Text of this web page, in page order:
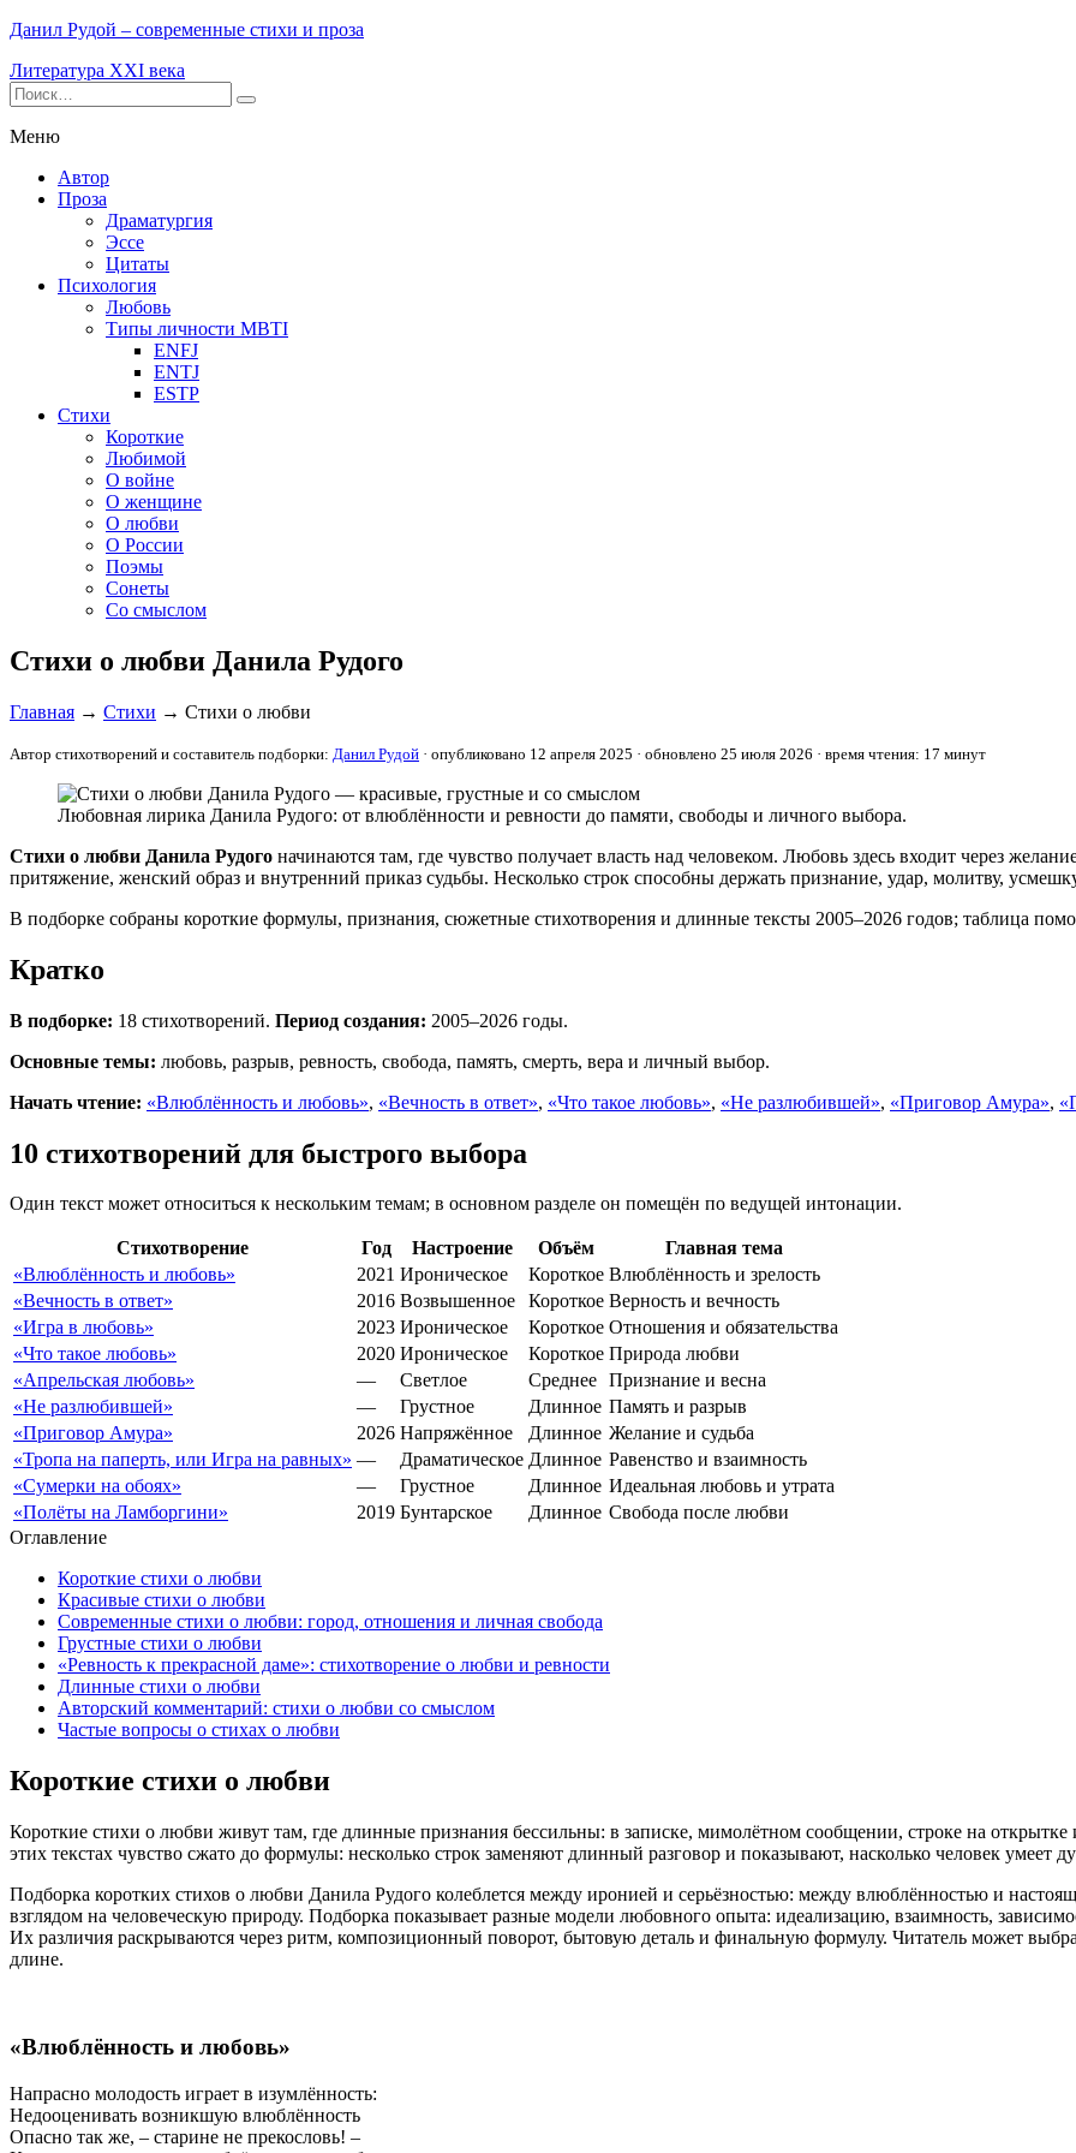
Данил Рудой – современные стихи и проза
Литература XXI века
Меню
Автор
Проза
Драматургия
Эссе
Цитаты
Психология
Любовь
Типы личности MBTI
ENFJ
ENTJ
ESTP
Стихи
Короткие
Любимой
О войне
О женщине
О любви
О России
Поэмы
Сонеты
Со смыслом
Стихи о любви Данила Рудого
Главная → Стихи → Стихи о любви
Автор стихотворений и составитель подборки: Данил Рудой · опубликовано 12 апреля 2025 · обновлено 25 июля 2026 · время чтения: 17 минут
Любовная лирика Данила Рудого: от влюблённости и ревности до памяти, свободы и личного выбора.
Стихи о любви Данила Рудого начинаются там, где чувство получает власть над человеком. Любовь здесь входит через
притяжение, женский образ и внутренний приказ судьбы. Несколько строк способны держать признание, удар, молитву,
В подборке собраны короткие формулы, признания, сюжетные стихотворения и длинные тексты 2005–2026 годов; таблица
Кратко
В подборке: 18 стихотворений. Период создания: 2005–2026 годы.
Основные темы: любовь, разрыв, ревность, свобода, память, смерть, вера и личный выбор.
Начать чтение: «Влюблённость и любовь», «Вечность в ответ», «Что такое любовь», «Не разлюбившей», «Приговор Амура»,
10 стихотворений для быстрого выбора
Один текст может относиться к нескольким темам; в основном разделе он помещён по ведущей интонации.
Стихотворение Год Настроение Объём
Главная тема
«Влюблённость и любовь»
2021 Ироническое Короткое Влюблённость и зрелость
«Вечность в ответ»
2016 Возвышенное Короткое Верность и вечность
«Игра в любовь»
2023 Ироническое Короткое Отношения и обязательства
«Что такое любовь»
2020 Ироническое Короткое Природа любви
«Апрельская любовь»
— Светлое Среднее Признание и весна
«Не разлюбившей»
— Грустное Длинное Память и разрыв
«Приговор Амура»
2026 Напряжённое Длинное Желание и судьба
«Тропа на паперть, или Игра на равных» — Драматическое Длинное Равенство и взаимность
«Сумерки на обоях»
— Грустное Длинное Идеальная любовь и утрата
«Полёты на Ламборгини»
2019 Бунтарское Длинное Свобода после любви
Оглавление
Короткие стихи о любви
Красивые стихи о любви
Современные стихи о любви: город, отношения и личная свобода
Грустные стихи о любви
«Ревность к прекрасной даме»: стихотворение о любви и ревности
Длинные стихи о любви
Авторский комментарий: стихи о любви со смыслом
Частые вопросы о стихах о любви
Короткие стихи о любви
Короткие стихи о любви живут там, где длинные признания бессильны: в записке, мимолётном сообщении, строке на
этих текстах чувство сжато до формулы: несколько строк заменяют длинный разговор и показывают, насколько человек умеет
Подборка коротких стихов о любви Данила Рудого колеблется между иронией и серьёзностью: между влюблённостью и
взглядом на человеческую природу. Подборка показывает разные модели любовного опыта: идеализацию, взаимность,
Их различия раскрываются через ритм, композиционный поворот, бытовую деталь и финальную формулу. Читатель может
длине.
«Влюблённость и любовь»
Напрасно молодость играет в изумлённость:
Недооценивать возникшую влюблённость
Опасно так же, – старине не прекословь! –